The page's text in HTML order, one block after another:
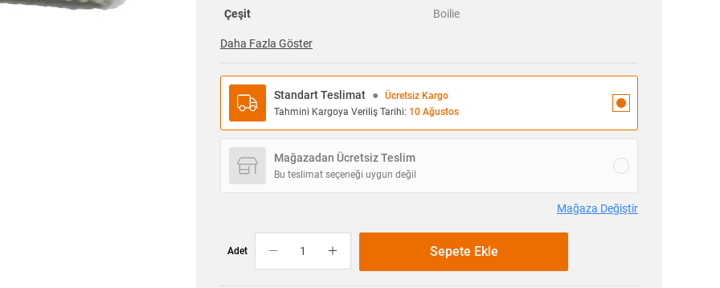
Çeşit Boilie
Daha Fazla Göster
Standart Teslimat ●
Ücretsiz Kargo
Tahmini Kargoya Veriliş Tarihi: 10 Ağustos
Mağazadan Ücretsiz Teslim
Bu teslimat seçeneği uygun değil
Mağaza Değiştir
Adet Sepete Ekle